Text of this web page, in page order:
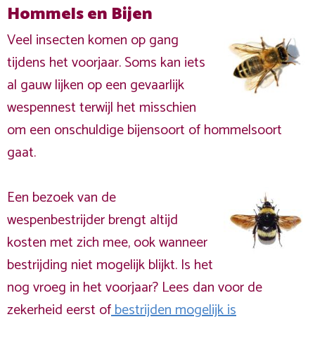
Hommels en Bijen
Veel insecten komen op gang
tijdens het voorjaar. Soms kan iets
al gauw lijken op een gevaarlijk
wespennest terwijl het misschien
om een onschuldige bijensoort of hommelsoort
gaat.
Een bezoek van de
wespenbestrijder brengt altijd
kosten met zich mee, ook wanneer
bestrijding niet mogelijk blijkt. Is het
nog vroeg in het voorjaar? Lees dan voor de
zekerheid eerst ofbestrijden mogelijk is